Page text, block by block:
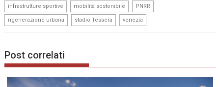
infrastrutture sportive mobilità sostenibile PNRR
rigenerazione urbana stadio Tessera venezia
Post correlati